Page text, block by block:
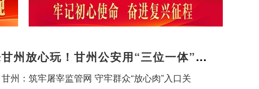
州放心玩！甘州公安用“三位一体”警
护旅途暖意
甘州：筑牢屠宰监管网 守牢群众“放心肉”入口关